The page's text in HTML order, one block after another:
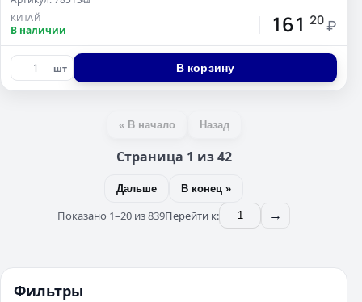
Фильтры
КИТАЙ
В наличии 161 20 ₽
шт В корзину
« В начало Назад
Страница 1 из 42
Дальше В конец »
Показано 1–20 из 839Перейти к: →